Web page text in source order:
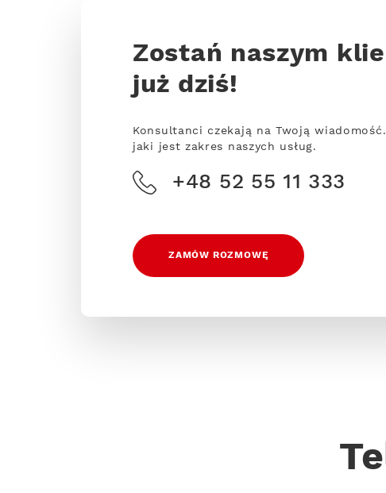
Zostań naszym
już dziś!
Konsultanci czekają na Twoją
jaki jest zakres naszych usług.
+48 52 55 11 333
ZAMÓW ROZMOWĘ